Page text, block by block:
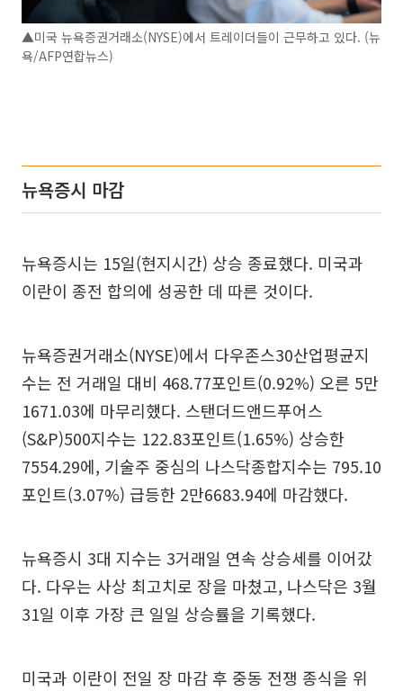
▲미국 뉴욕증권거래소(NYSE)에서 트레이더들이 근무하고 있다. (뉴
욕/AFP연합뉴스)
뉴욕증시 마감
뉴욕증시는 15일(현지시간) 상승 종료했다. 미국과
이란이 종전 합의에 성공한 데 따른 것이다.
뉴욕증권거래소(NYSE)에서 다우존스30산업평균지
수는 전 거래일 대비 468.77포인트(0.92%) 오른 5만
1671.03에 마무리했다. 스탠더드앤드푸어스
(S&P)500지수는 122.83포인트(1.65%) 상승한
7554.29에, 기술주 중심의 나스닥종합지수는 795.10
포인트(3.07%) 급등한 2만6683.94에 마감했다.
뉴욕증시 3대 지수는 3거래일 연속 상승세를 이어갔
다. 다우는 사상 최고치로 장을 마쳤고, 나스닥은 3월
31일 이후 가장 큰 일일 상승률을 기록했다.
미국과 이란이 전일 장 마감 후 중동 전쟁 종식을 위